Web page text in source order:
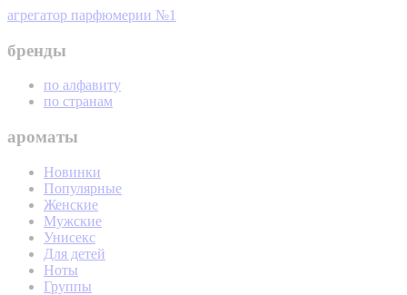
агрегатор парфюмерии №1
бренды
по алфавиту
по странам
ароматы
Новинки
Популярные
Женские
Мужские
Унисекс
Для детей
Ноты
Группы